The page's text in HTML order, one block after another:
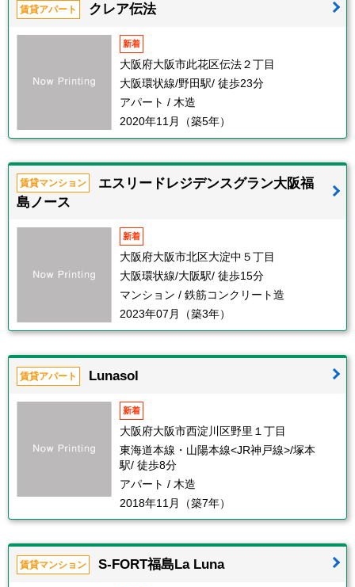
賃貸アパート クレア伝法
新着
大阪府大阪市此花区伝法２丁目
大阪環状線/野田駅/ 徒歩23分
アパート / 木造
2020年11月（築5年）
賃貸マンション
エスリードレジデンスグラン大阪福
島ノース
新着
大阪府大阪市北区大淀中５丁目
大阪環状線/大阪駅/ 徒歩15分
マンション / 鉄筋コンクリート造
2023年07月（築3年）
賃貸アパート Lunasol
新着
大阪府大阪市西淀川区野里１丁目
東海道本線・山陽本線<JR神戸線>/塚本
駅/ 徒歩8分
アパート / 木造
2018年11月（築7年）
賃貸マンション S-FORT福島La Luna